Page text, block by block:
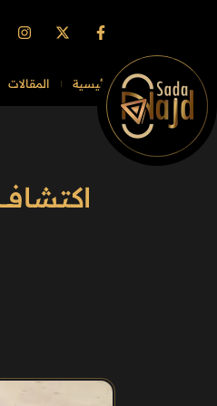
الرئيسية المقالات